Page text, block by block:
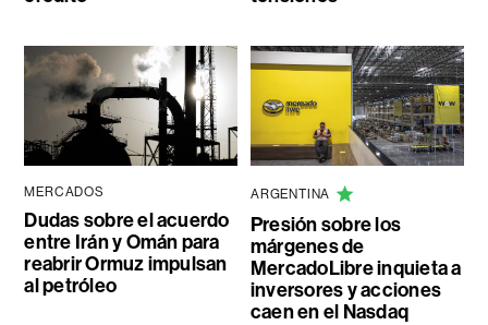
MERCADOS
Dudas sobre el acuerdo
entre Irán y Omán para
reabrir Ormuz impulsan
al petróleo
ARGENTINA
Presión sobre los
márgenes de
MercadoLibre inquieta a
inversores y acciones
caen en el Nasdaq